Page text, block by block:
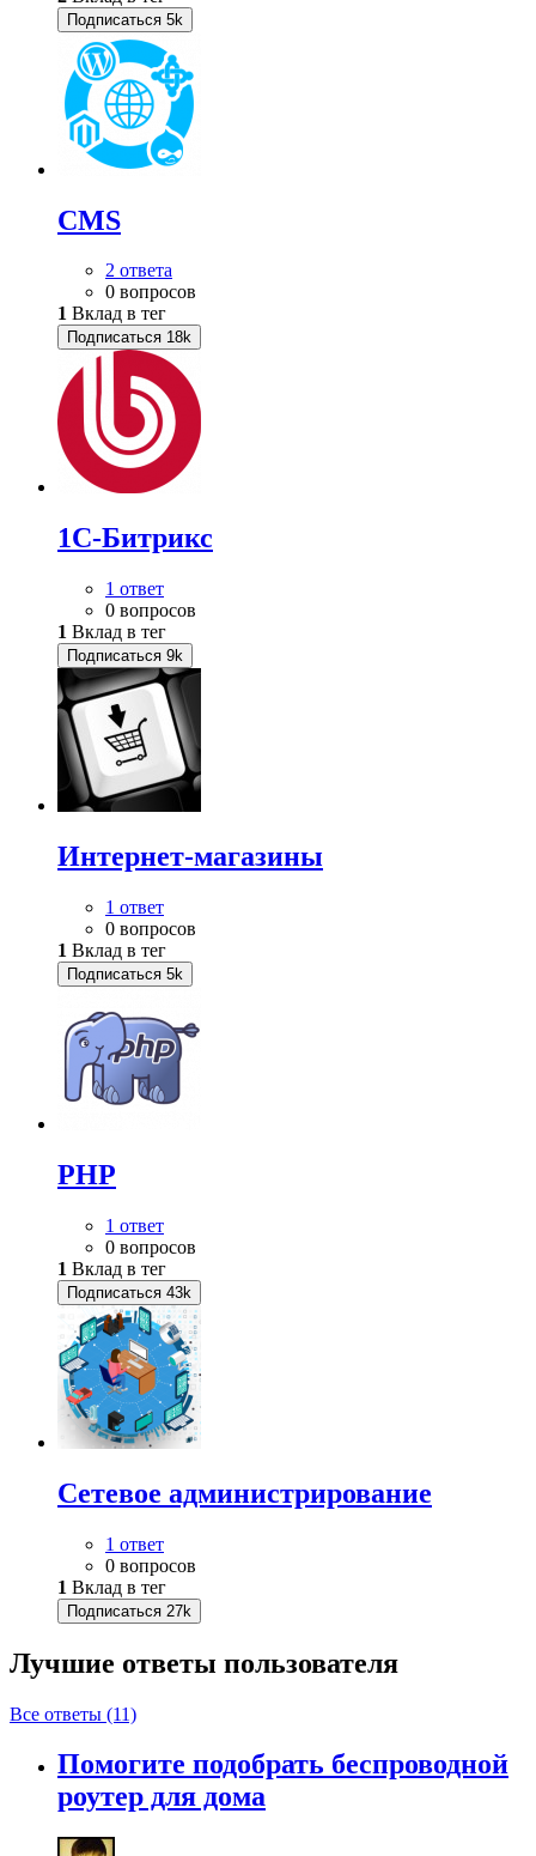
Подписаться 5k
CMS
2 ответа
0 вопросов
1 Вклад в тег
Подписаться 18k
1С-Битрикс
1 ответ
0 вопросов
1 Вклад в тег
Подписаться 9k
Интернет-магазины
1 ответ
0 вопросов
1 Вклад в тег
Подписаться 5k
PHP
1 ответ
0 вопросов
1 Вклад в тег
Подписаться 43k
Сетевое администрирование
1 ответ
0 вопросов
1 Вклад в тег
Подписаться 27k
Лучшие ответы пользователя
Все ответы (11)
Помогите подобрать беспроводной
роутер для дома